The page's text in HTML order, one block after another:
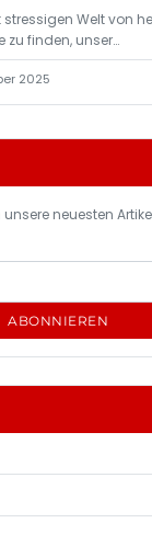
Welt von
zu finden, unser…
2025
neuesten
ABONNIEREN